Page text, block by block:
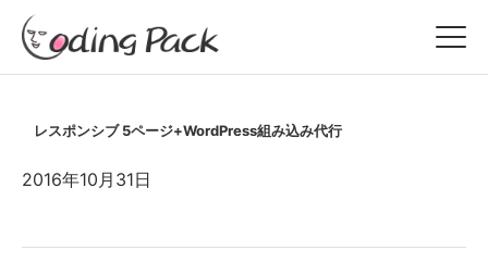
レスポンシブ 5ページ+WordPress組み込み代行
2016年10月31日